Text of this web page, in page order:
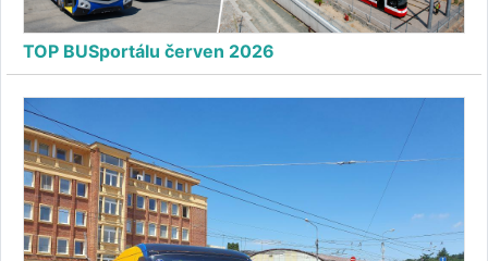
TOP BUSportálu červen 2026